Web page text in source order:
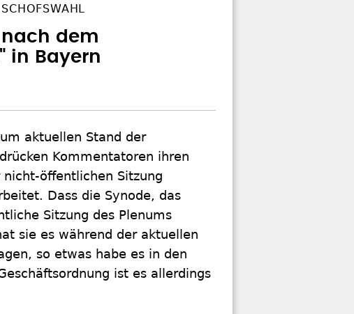
dem
in Bayern
aktuellen Stand der
Kommentatoren ihren
öffentlichen Sitzung
Dass die Synode, das
Sitzung des Plenums
sie es während der aktuellen
so etwas habe es in den
ist es allerdings